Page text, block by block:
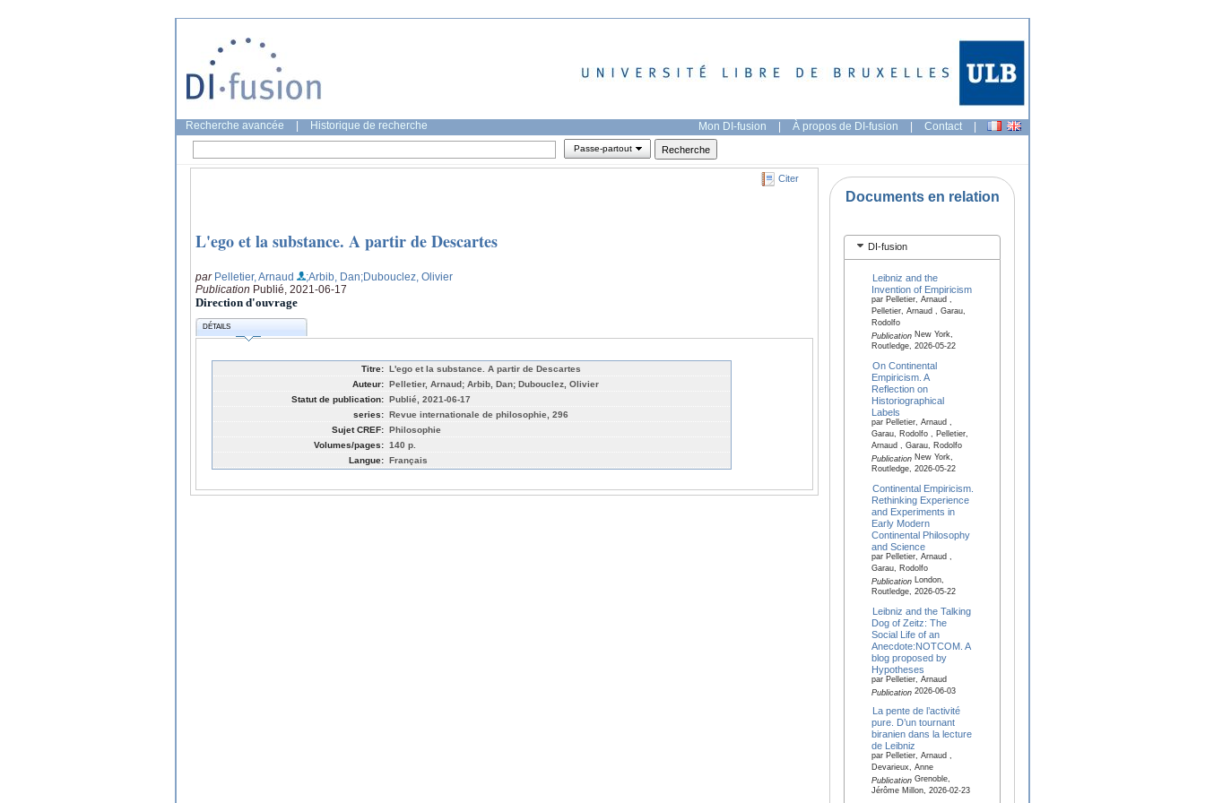
Recherche avancée Historique de recherche Mon DI-fusion | À propos de DI-fusion | Contact |
Passe-partout
Citer
L'ego et la substance. A partir de Descartes
par Pelletier, Arnaud ;Arbib, Dan;Dubouclez, Olivier
Publication Publié, 2021-06-17
Direction d'ouvrage
DÉTAILS
Titre: L'ego et la substance. A partir de Descartes
Auteur: Pelletier, Arnaud; Arbib, Dan; Dubouclez, Olivier
Statut de publication: Publié, 2021-06-17
series: Revue internationale de philosophie, 296
Sujet CREF: Philosophie
Volumes/pages: 140 p.
Langue: Français
Documents en relation
DI-fusion
Leibniz and the
Invention of Empiricism
par Pelletier, Arnaud ,
Pelletier, Arnaud , Garau,
Rodolfo
PublicationNew York,
Routledge, 2026-05-22
On Continental
Empiricism. A
Reflection on
Historiographical
Labels
par Pelletier, Arnaud ,
Garau, Rodolfo , Pelletier,
Arnaud , Garau, Rodolfo
PublicationNew York,
Routledge, 2026-05-22
Continental Empiricism.
Rethinking Experience
and Experiments in
Early Modern
Continental Philosophy
and Science
par Pelletier, Arnaud ,
Garau, Rodolfo
PublicationLondon,
Routledge, 2026-05-22
Leibniz and the Talking
Dog of Zeitz: The
Social Life of an
Anecdote:NOTCOM. A
blog proposed by
Hypotheses
par Pelletier, Arnaud
Publication2026-06-03
La pente de l’activité
pure. D’un tournant
biranien dans la lecture
de Leibniz
par Pelletier, Arnaud ,
Devarieux, Anne
PublicationGrenoble,
Jérôme Millon, 2026-02-23